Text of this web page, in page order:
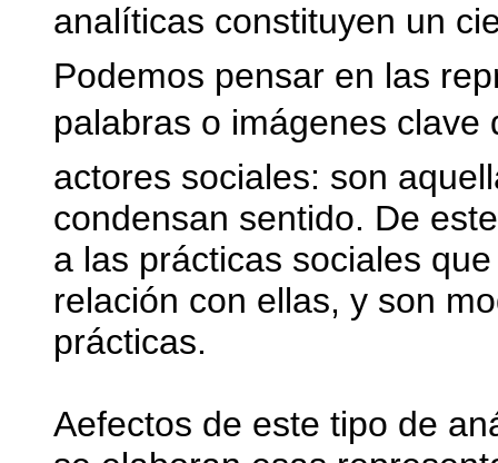
analíticas constituyen un
Podemos pensar en las
palabras o imágenes
actores sociales: son
condensan sentido. De
a las prácticas sociales
relación con ellas, y son
prácticas.
Aefectos de este tipo de